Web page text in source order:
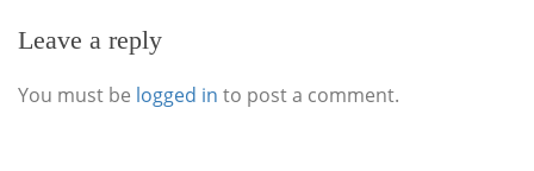
Leave a reply
You must be logged in to post a comment.